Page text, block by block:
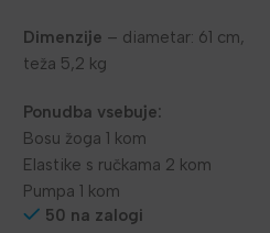
Dimenzije – diametar: 61 cm,
teža 5,2 kg
Ponudba vsebuje:
Bosu žoga 1 kom
Elastike s ručkama 2 kom
Pumpa 1 kom
50 na zalogi